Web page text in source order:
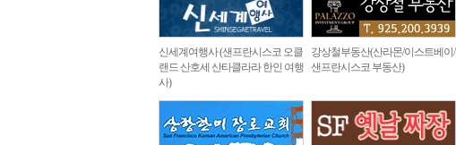
신세계여행사 (샌프란시스코 오클
랜드 산호세 산타클라라 한인 여행
사)
강상철부동산(산라몬/이스트베이/
샌프란시스코 부동산)